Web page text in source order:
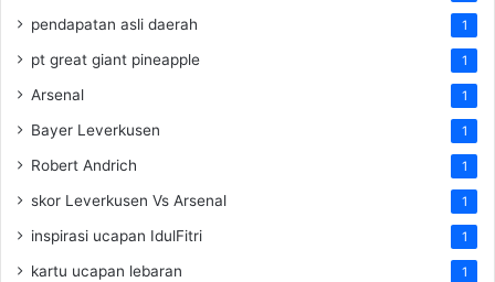
pendapatan asli daerah 1
pt great giant pineapple 1
Arsenal 1
Bayer Leverkusen 1
Robert Andrich 1
skor Leverkusen Vs Arsenal 1
inspirasi ucapan IdulFitri 1
kartu ucapan lebaran 1